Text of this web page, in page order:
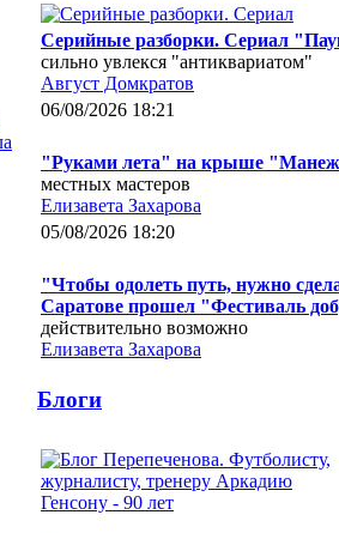
Серийные разборки. Сериал
сильно увлекся "антиквариатом"
Август Домкратов
06/08/2026 18:21
"Руками лета" на крыше
местных мастеров
Елизавета Захарова
05/08/2026 18:20
"Чтобы одолеть путь, нужно
Саратове прошел "Фестиваль
действительно возможно
Елизавета Захарова
Блоги